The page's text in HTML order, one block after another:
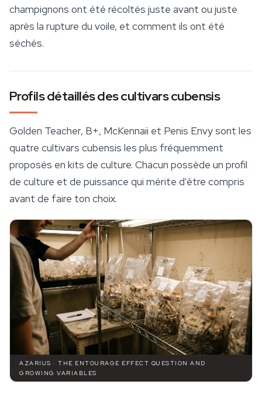
champignons ont été récoltés juste avant ou juste
après la rupture du voile, et comment ils ont été
séchés.
Profils détaillés des cultivars cubensis
Golden Teacher, B+, McKennaii et Penis Envy sont les
quatre cultivars cubensis les plus fréquemment
proposés en kits de culture. Chacun possède un profil
de culture et de puissance qui mérite d'être compris
avant de faire ton choix.
AZARIUS · THE ENTOURAGE EFFECT QUESTION AND
GROWING VARIABLES